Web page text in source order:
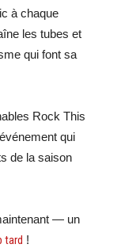
à chaque
les tubes et
qui font sa
Rock This
qui
de la saison
— un
tard !